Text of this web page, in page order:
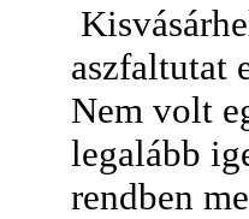
aszfaltutat
Nem volt
legalább
rendben